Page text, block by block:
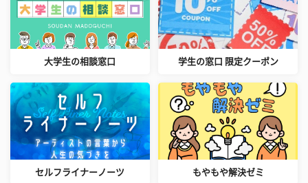
大学生の相談窓口 学生の窓口 限定クーポン
セルフライナーノーツ もやもや解決ゼミ